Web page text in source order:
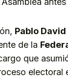
Pablo
de la
que
electoral